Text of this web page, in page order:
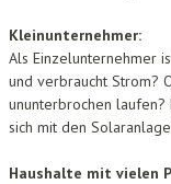
Kleinunternehmer:
Als Einzelunternehmer
und verbraucht Strom?
ununterbrochen
sich mit den
Haushalte mit vielen